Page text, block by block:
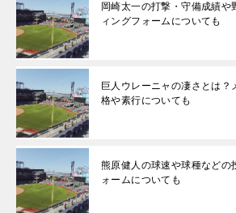
岡崎太一の打撃・守備成績や
ィングフォームについても
巨人ウレーニャの凄さとは？
格や素行についても
熊原健人の球速や球種などの
ォームについても